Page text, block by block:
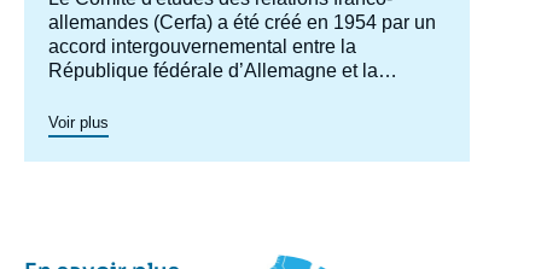
centre
allemandes (Cerfa) a été créé en 1954 par un
accord intergouvernemental entre la
République fédérale d’Allemagne et la
l'Allemagne en France et analyser les
relations franco-allemandes y compris dans
leurs dimensions européennes et
représentants de la société civile des deux
Voir plus
Image